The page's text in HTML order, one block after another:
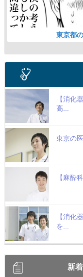
東京都
【消化
高...
東京の
【麻酔
【消化
を...
新